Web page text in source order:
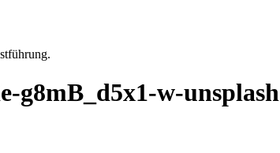
g8mB_d5x1-w-unsplash